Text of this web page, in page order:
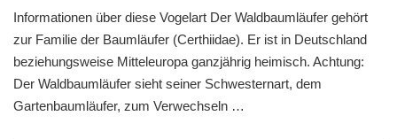
Informationen über diese Vogelart Der Waldbaumläufer gehört
zur Familie der Baumläufer (Certhiidae). Er ist in Deutschland
beziehungsweise Mitteleuropa ganzjährig heimisch. Achtung:
Der Waldbaumläufer sieht seiner Schwesternart, dem
Gartenbaumläufer, zum Verwechseln …